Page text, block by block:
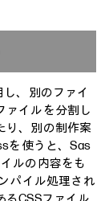
、別のファイ
ァイルを分割し
り、別の制作案
を使うと、Sas
ルの内容をも
パイル処理され